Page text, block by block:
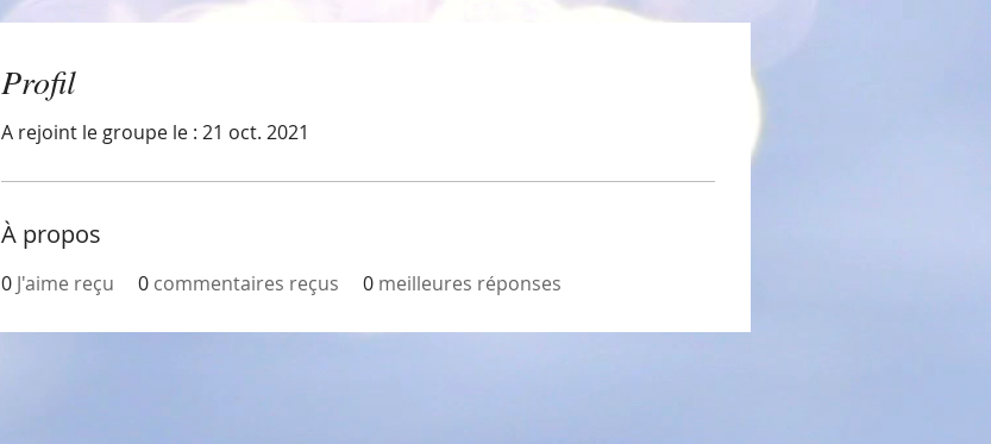
Profil
A rejoint le groupe le : 21 oct. 2021
À propos
0 J'aime reçu 0 commentaires reçus 0 meilleures réponses